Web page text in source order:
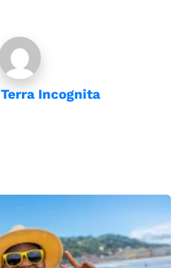
Terra Incognita